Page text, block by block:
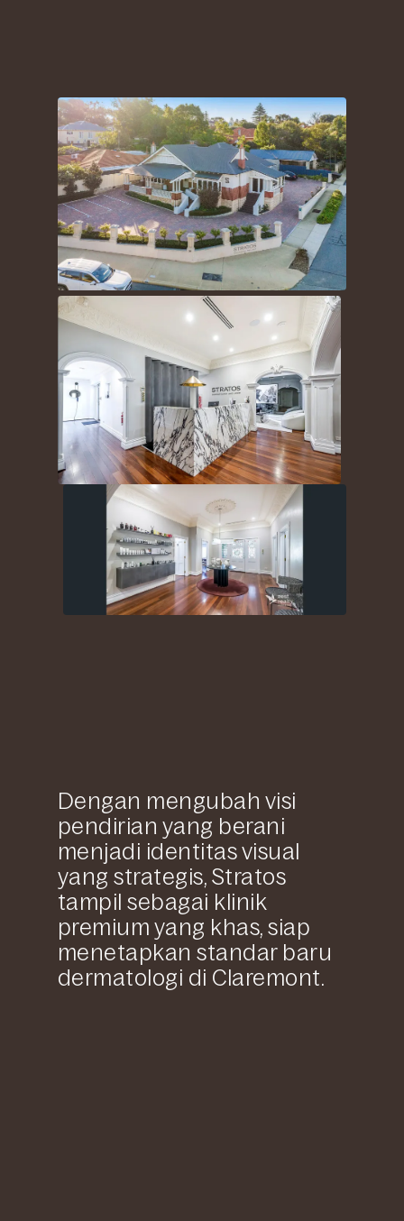
Dengan mengubah visi
pendirian yang berani
menjadi identitas visual
yang strategis, Stratos
tampil sebagai klinik
premium yang khas, siap
menetapkan standar baru
dermatologi di Claremont.